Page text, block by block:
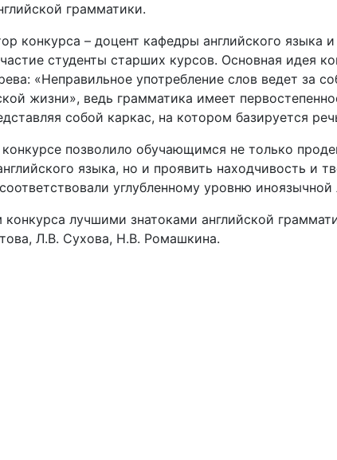
грамматики.
конкурса – доцент кафедры английского
студенты старших курсов. Основная идея
«Неправильное употребление слов ведет за
жизни», ведь грамматика имеет
собой каркас, на котором базируется
конкурсе позволило обучающимся не только
языка, но и проявить находчивость и
углубленному уровню иноязычной
конкурса лучшими знатоками английской
Л.В. Сухова, Н.В. Ромашкина.